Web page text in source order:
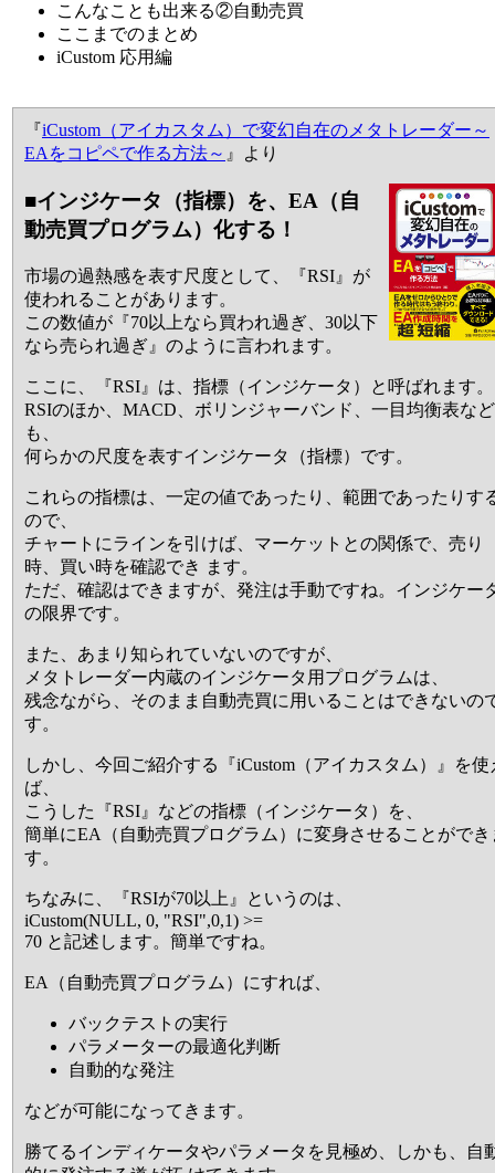
こんなことも出来る②自動売買
ここまでのまとめ
iCustom 応用編
『iCustom（アイカスタム）で変幻自在のメタトレーダー～
EAをコピペで作る方法～ 』より
■インジケータ（指標）を、EA（自
動売買プログラム）化する！
市場の過熱感を表す尺度として、『RSI』が
使われることがあります。
この数値が『70以上なら買われ過ぎ、30以下
なら売られ過ぎ』のように言われます。
ここに、『RSI』は、指標（インジケータ）と呼ばれます。
RSIのほか、MACD、ボリンジャーバンド、一目均衡表など
も、
何らかの尺度を表すインジケータ（指標）です。
これらの指標は、一定の値であったり、範囲であったりす
ので、
チャートにラインを引けば、マーケットとの関係で、売り
時、買い時を確認でき ます。
ただ、確認はできますが、発注は手動ですね。インジケー
の限界です。
また、あまり知られていないのですが、
メタトレーダー内蔵のインジケータ用プログラムは、
残念ながら、そのまま自動売買に用いることはできないの
す。
しかし、今回ご紹介する『iCustom（アイカスタム）』を使
ば、
こうした『RSI』などの指標（インジケータ）を、
簡単にEA（自動売買プログラム）に変身させることができ
す。
ちなみに、『RSIが70以上』というのは、
iCustom(NULL, 0, "RSI",0,1) >=
70 と記述します。簡単ですね。
EA（自動売買プログラム）にすれば、
バックテストの実行
パラメーターの最適化判断
自動的な発注
などが可能になってきます。
勝てるインディケータやパラメータを見極め、しかも、自